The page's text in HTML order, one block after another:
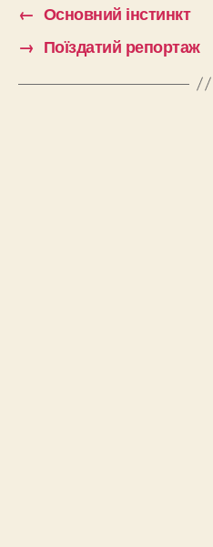
← Основний інстинкт
→ Поїздатий репортаж